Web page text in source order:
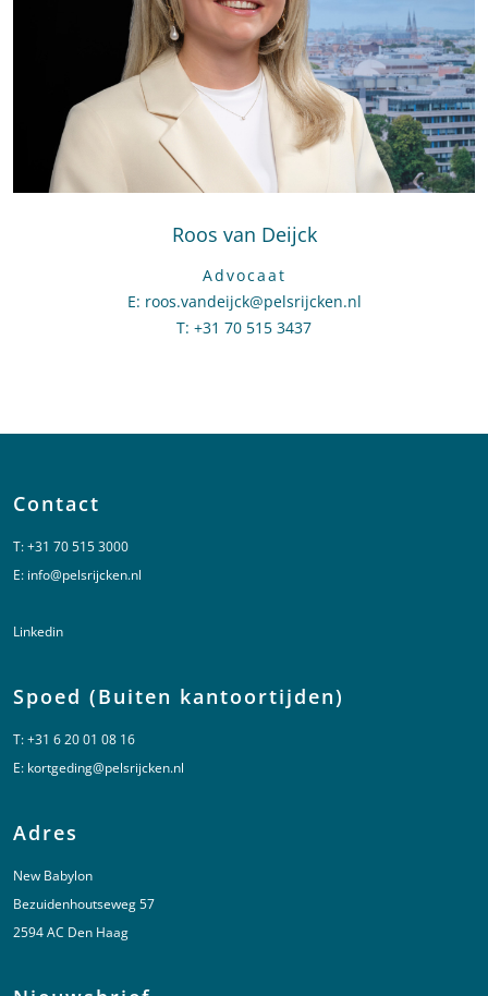
Roos van Deijck
Advocaat
E: Stuur een e-mail naar Roos van Deijck
roos.vandeijck@pelsrijcken.nl
T: Bel naar Roos van Deijck
+31 70 515 3437
Contact
T:+31 70 515 3000
E: info@pelsrijcken.nl
Linkedin
Spoed (Buiten kantoortijden)
T:+31 6 20 01 08 16
E: kortgeding@pelsrijcken.nl
Adres
New Babylon
Bezuidenhoutseweg 57
2594 AC Den Haag